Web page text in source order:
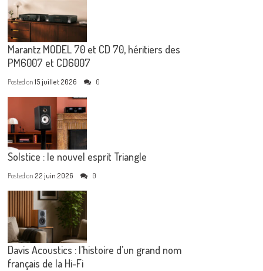
Marantz MODEL 70 et CD 70, héritiers des
PM6007 et CD6007
Posted on15 juillet 2026 0
Solstice : le nouvel esprit Triangle
Posted on 22 juin 2026 0
Davis Acoustics : l’histoire d’un grand nom
français de la Hi-Fi